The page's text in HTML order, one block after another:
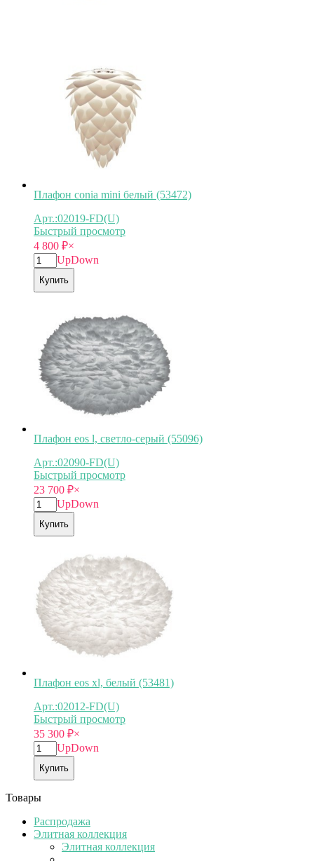
Плафон conia mini белый (53472)
Арт.:02019-FD(U)
Быстрый просмотр
4 800 ₽×
UpDown
Купить
Плафон eos l, светло-серый (55096)
Арт.:02090-FD(U)
Быстрый просмотр
23 700 ₽×
UpDown
Купить
Плафон eos xl, белый (53481)
Арт.:02012-FD(U)
Быстрый просмотр
35 300 ₽×
UpDown
Купить
Товары
Распродажа
Элитная коллекция
Элитная коллекция